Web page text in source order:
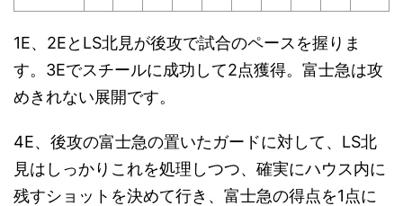
1E、2EとLS北見が後攻で試合のペースを握りま
す。3Eでスチールに成功して2点獲得。富士急は攻
めきれない展開です。
4E、後攻の富士急の置いたガードに対して、LS北
見はしっかりこれを処理しつつ、確実にハウス内に
残すショットを決めて行き、富士急の得点を1点に